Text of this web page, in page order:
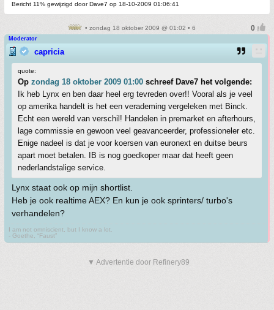
Bericht 11% gewijzigd door Dave7 op 18-10-2009 01:06:41
• zondag 18 oktober 2009 @ 01:02 • 6
Moderator
capricia
quote:
Op zondag 18 oktober 2009 01:00 schreef Dave7 het volgende:
Ik heb Lynx en ben daar heel erg tevreden over!! Vooral als je veel
op amerika handelt is het een verademing vergeleken met Binck.
Echt een wereld van verschil! Handelen in premarket en afterhours,
lage commissie en gewoon veel geavanceerder, professioneler etc.
Enige nadeel is dat je voor koersen van euronext en duitse beurs
apart moet betalen. IB is nog goedkoper maar dat heeft geen
nederlandstalige service.
Lynx staat ook op mijn shortlist.
Heb je ook realtime AEX? En kun je ook sprinters/ turbo's
verhandelen?
I am not omniscient, but I know a lot.
- Goethe, “Faust”
▼ Advertentie door Refinery89